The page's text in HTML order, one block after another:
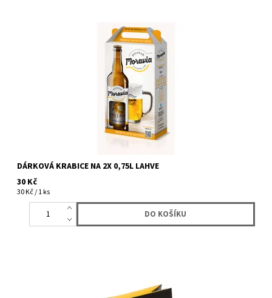
stylový kartonový obal na 2 lahve o velikosti 750ml. Potěšte své
blízké skvělým pivkem v dárkovém balení. Výběr piva necháme
DÁRKOVÁ KRABICE NA 2X 0,75L LAHVE
30 Kč
30 Kč / 1 ks
Dárková taška s logem Lucky Bastard.